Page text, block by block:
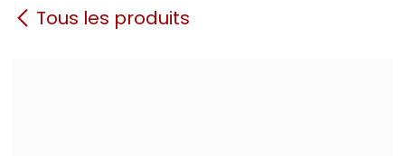
Tous les produits